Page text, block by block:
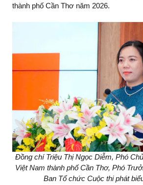
thành phố Cần Thơ năm 2026.
Đồng chí Triệu Thị Ngọc Diễm, Phó
Việt Nam thành phố Cần Thơ, Phó
Ban Tổ chức Cuộc thi phát